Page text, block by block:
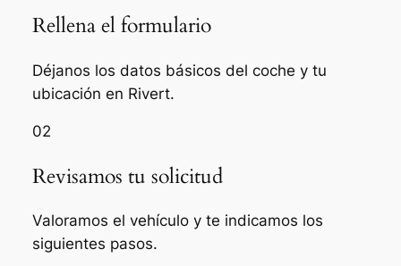
Rellena el formulario
Déjanos los datos básicos del coche y tu
ubicación en Rivert.
02
Revisamos tu solicitud
Valoramos el vehículo y te indicamos los
siguientes pasos.